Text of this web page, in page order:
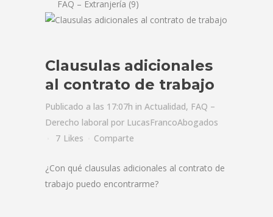
FAQ – Extranjería (9)
Clausulas adicionales
al contrato de trabajo
Publicado a las 17:07h in Actualidad, FAQ –
Derecho laboral por LucasFrancoAbogados
7 Likes Comparte
¿Con qué clausulas adicionales al contrato de
trabajo puedo encontrarme?